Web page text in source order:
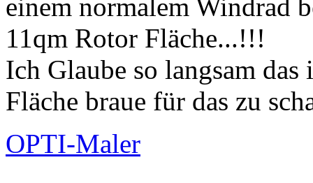
einem normalem Windrad
11qm Rotor Fläche...!!!
Ich Glaube so langsam das
Fläche braue für das zu
OPTI-Maler